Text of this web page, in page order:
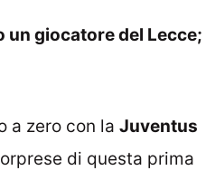
un giocatore del Lecce;
a zero con la Juventus
di questa prima